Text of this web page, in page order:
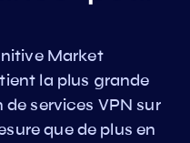
Market
la plus grande
services VPN sur
que de plus en